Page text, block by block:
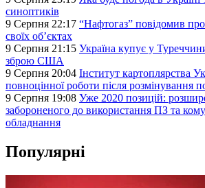
синоптиків
9 Серпня 22:17 “Нафтогаз” повідомив
своїх об’єктах
9 Серпня 21:15 Україна купує у
зброю США
9 Серпня 20:04 Інститут картоплярства
повноцінної роботи після розмінування
9 Серпня 19:08 Уже 2020 позицій:
забороненого до використання ПЗ та
обладнання
Популярні